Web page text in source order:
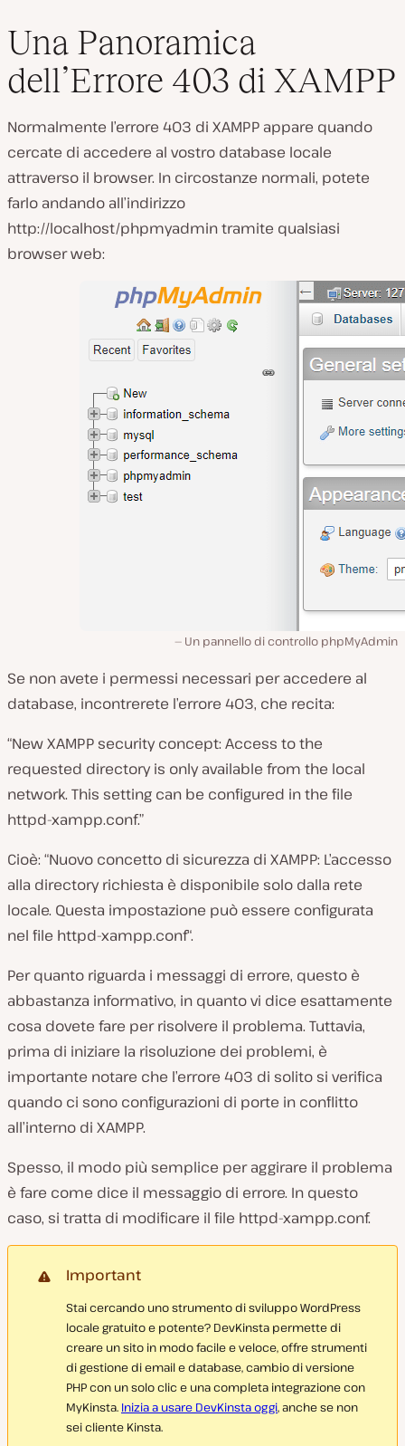
Una Panoramica
dell’Errore 403 di XAMPP
Normalmente l’errore 403 di XAMPP appare quando
cercate di accedere al vostro database locale
attraverso il browser. In circostanze normali, potete
farlo andando all’indirizzo
http://localhost/phpmyadmintramite qualsiasi
browser web:
Un pannello di controllo phpMyAdmin
Se non avete i permessi necessari per accedere al
database, incontrerete l’errore 403, che recita:
“New XAMPP security concept: Access to the
requested directory is only available from the local
network. This setting can be configured in the file
httpd-xampp.conf.”
Cioè: “Nuovo concetto di sicurezza di XAMPP: L’accesso
alla directory richiesta è disponibile solo dalla rete
locale. Questa impostazione può essere configurata
nel file httpd-xampp.conf“.
Per quanto riguarda i messaggi di errore, questo è
abbastanza informativo, in quanto vi dice esattamente
cosa dovete fare per risolvere il problema. Tuttavia,
prima di iniziare la risoluzione dei problemi, è
importante notare che l’errore 403 di solito si verifica
quando ci sono configurazioni di porte in conflitto
all’interno di XAMPP.
Spesso, il modo più semplice per aggirare il problema
è fare come dice il messaggio di errore. In questo
caso, si tratta di modificare il file httpd-xampp.conf.
Important
Stai cercando uno strumento di sviluppo WordPress
locale gratuito e potente? DevKinsta permette di
creare un sito in modo facile e veloce, offre strumenti
di gestione di email e database, cambio di versione
PHP con un solo clic e una completa integrazione con
MyKinsta. Inizia a usare DevKinsta oggi, anche se non
sei cliente Kinsta.